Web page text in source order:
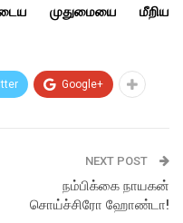
முதுமையை மீறிய
Google+
NEXT POST
நம்பிக்கை நாயகன்
சொய்ச்சிரோ ஹோண்டா!